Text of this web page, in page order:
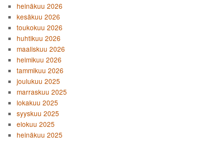
heinäkuu 2026
kesäkuu 2026
toukokuu 2026
huhtikuu 2026
maaliskuu 2026
helmikuu 2026
tammikuu 2026
joulukuu 2025
marraskuu 2025
lokakuu 2025
syyskuu 2025
elokuu 2025
heinäkuu 2025